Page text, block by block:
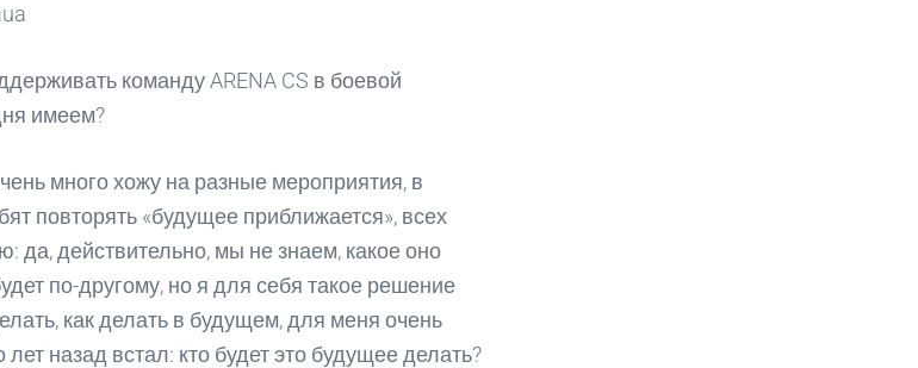
команду ARENA CS в боевой
имеем?
много хожу на разные мероприятия, в
повторять «будущее приближается», всех
да, действительно, мы не знаем, какое оно
по-другому, но я для себя такое решение
как делать в будущем, для меня очень
назад встал: кто будет это будущее делать?